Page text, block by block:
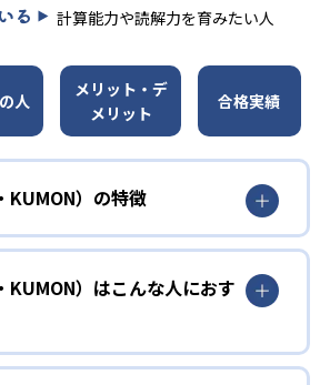
る
計算能力や読解力を育みたい人
人
メリット・デ
メリット
合格実績
KUMON）の特徴
学年式の学力別学習
学年にとらわれずに、一人ひとりの学
学習を始めている。
レベルから少しずつ難易度を上げてい
KUMON）はこんな人におす
幼児